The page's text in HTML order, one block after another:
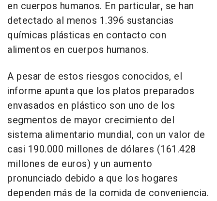
en cuerpos humanos. En particular, se han
detectado al menos 1.396 sustancias
químicas plásticas en contacto con
alimentos en cuerpos humanos.
A pesar de estos riesgos conocidos, el
informe apunta que los platos preparados
envasados en plástico son uno de los
segmentos de mayor crecimiento del
sistema alimentario mundial, con un valor de
casi 190.000 millones de dólares (161.428
millones de euros) y un aumento
pronunciado debido a que los hogares
dependen más de la comida de conveniencia.